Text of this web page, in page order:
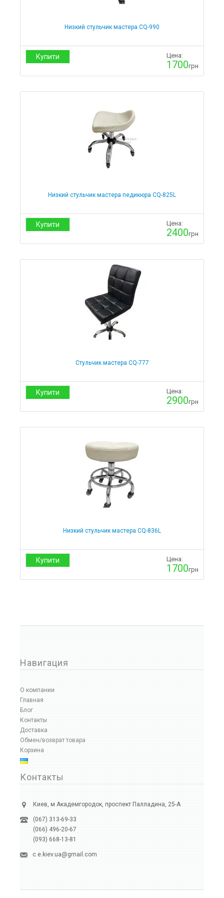
Низкий стульчик мастера CQ-990
Купити Цена:
1700грн
Низкий стульчик мастера педикюра CQ-825L
Купити Цена:
2400грн
Стульчик мастера CQ-777
Купити Цена:
2900грн
Низкий стульчик мастера CQ-836L
Купити Цена:
1700грн
Навигация
О компании
Главная
Блог
Контакты
Доставка
Обмен/возврат товара
Корзина
Контакты
Киев, м Академгородок, проспект Палладина, 25-А
(067) 313-69-33
(066) 496-20-67
(093) 668-13-81
c.e.kiev.ua@gmail.com